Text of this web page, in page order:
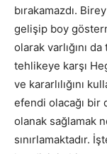
bırakamazdı.
gelişip boy
olarak varlığını
tehlikeye karşı
ve kararlılığını
efendi olacağı bir
olanak sağlamak
sınırlamaktadır.